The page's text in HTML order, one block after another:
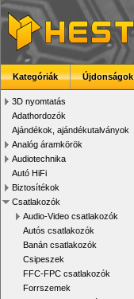
Kategóriák Újdonságok
3D nyomtatás
Adathordozók
Ajándékok, ajándékutalványok
Analóg áramkörök
Audiotechnika
Autó HiFi
Biztosítékok
Csatlakozók
Audio-Video csatlakozók
Autós csatlakozók
Banán csatlakozók
Csipeszek
FFC-FPC csatlakozók
Forrszemek